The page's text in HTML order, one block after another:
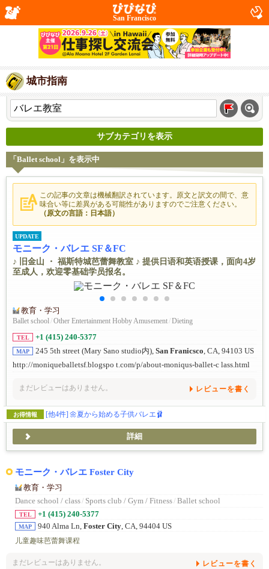
San Francisco
城市指南
サブカテゴリを表示
「Ballet school」を表示中
この記事の文章は機械翻訳されています。原文と訳文の間で、意
味合い等に差異がある可能性がありますのでご注意ください。
（原文の言語：日本語）
UPDATE
モニーク・バレエ SF＆FC
♪ 旧金山 ・ 福斯特城芭蕾舞教室 ♪ 提供日语和英语授课，面向4岁
至成人，欢迎零基础学员报名。
教育・学习
Ballet school /Other Entertainment Hobby Amusement/Dieting
TEL +1 (415) 240-5377
MAP 245 5th street (Mary Sano studio内), San Franicsco , CA, 94103 US
http://moniqueballetsf.blogspo t.com/p/about-moniqus-ballet-c lass.html
まだレビューはありません。 レビューを書く
お得情報 [他4件] 🌼夏から始める子供バレエ🩰
詳細
モニーク・バレエ Foster City
教育・学习
Dance school / class/ Sports club / Gym / Fitness/ Ballet school
TEL +1 (415) 240-5377
MAP 940 Alma Ln, Foster City, CA, 94404 US
儿童趣味芭蕾舞课程
まだレビューはありません。 レビューを書く